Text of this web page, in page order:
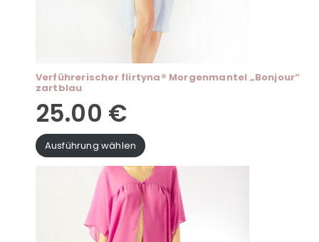
Verführerischer flirtyna® Morgenmantel „Bonjour“
zartblau
25.00 €
Ausführung wählen